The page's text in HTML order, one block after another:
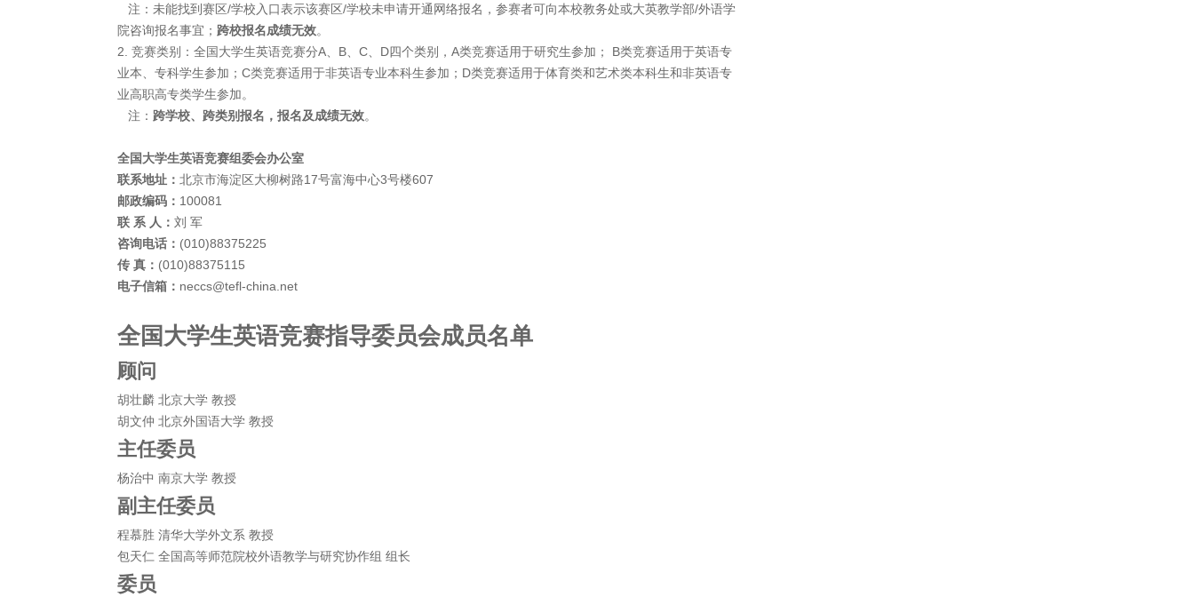
注：未能找到赛区/学校入口表示该赛区/学校未申请开通网络报名，参赛者可向本校教务处或大英教学部/外语学
院咨询报名事宜； 跨校报名成绩无效。
2. 竞赛类别：全国大学生英语竞赛分A、B、C、D四个类别，A类竞赛适用于研究生参加； B类竞赛适用于英语专
业本、专科学生参加；C类竞赛适用于非英语专业本科生参加；D类竞赛适用于体育类和艺术类本科生和非英语专
业高职高专类学生参加。
注： 跨学校、跨类别报名，报名及成绩无效。
全国大学生英语竞赛组委会办公室
联系地址： 北京市海淀区大柳树路17号富海中心3号楼607
邮政编码： 100081
联 系 人： 刘 军
咨询电话： (010)88375225
传 真： (010)88375115
电子信箱： neccs@tefl-china.net
全国大学生英语竞赛指导委员会成员名单
顾问
胡壮麟 北京大学 教授
胡文仲 北京外国语大学 教授
主任委员
杨治中 南京大学 教授
副主任委员
程慕胜 清华大学外文系 教授
包天仁 全国高等师范院校外语教学与研究协作组 组长
委员